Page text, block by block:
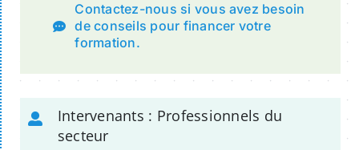
Contactez-nous si vous avez besoin
de conseils pour financer votre
formation.
Intervenants : Professionnels du
secteur